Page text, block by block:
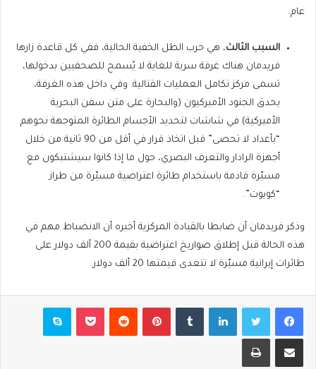
عام.
السبب الثالث، هي حرب الظل الخفية الحالية، ففي كل قاعدة زارها
فريدمان هناك غرفة سرية للغاية لا يُسمح للصحفيين بدخولها،
تسمى مركز تكامل العمليات القتالية. وفي داخل هذه الغرفة،
يحدق الجنود الأميركيون (والبحارة على متن سفن البحرية
الأميركية) في شاشات لتحديد الأجسام الطائرة المتوجهة نحوهم
“بأعداد لا تحصى” قبل اتخاذ قرار في أقل من 90 ثانية من خلال
أجهزة الرادار والتعرف البصري، حول ما إذا كانوا سيشتبكون مع
مسيّرة قادمة باستخدام طائرة اعتراضية مسيّرة من طراز
“كويوت”.
وذكر فريدمان أن ضابطا بالقيادة المركزية أخبره أن الانضباط مهم في
هذه الحالة قبل إطلاق صواريخ اعتراضية بقيمة 200 ألف دولار على
طائرات إيرانية مسيّرة لا تتعدى قيمتها 20 ألف دولار.
فيسبوكتويتر لينكدإن بينتيريست بوكيت سكايب
مشاركة عبر البريد طباعة